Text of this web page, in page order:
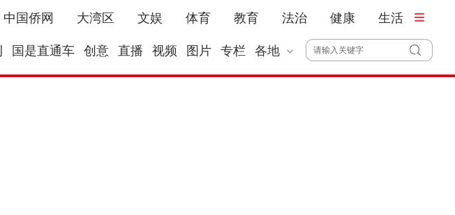
中国侨网 大湾区 文娱 体育 教育 法治 健康 生活
国是直通车 创意 直播 视频 图片 专栏 各地